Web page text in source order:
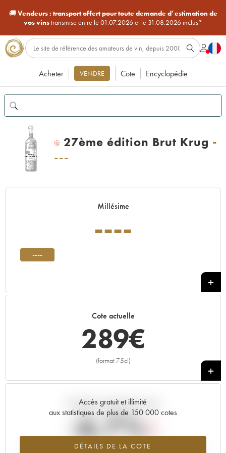
🚚Vendeurs : transport offert pour toute demande d’estimation de
vos vinstransmise entre le 01.07.2026 et le 31.08.2026 inclus*
Acheter VENDRE Cote Encyclopédie
H 27ème édition Brut Krug -
---
Millésime
----
----
Cote actuelle
289€
(format 75cl)
+
Accès gratuit et illimité
aux statistiques de plus de 150 000 cotes
DÉTAILS DE LA COTE
Tendance actuelle de la cote
-6.7%
Tendance à la baisse du millésime ---- en 2026 par rapport à 2025